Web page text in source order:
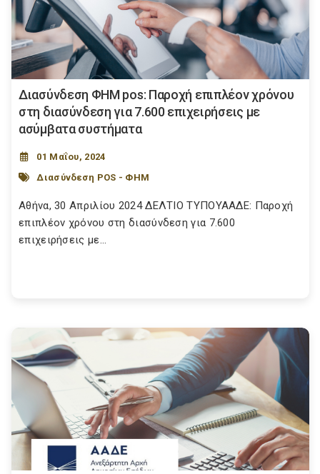
Διασύνδεση ΦΗΜ pos: Παροχή επιπλέον χρόνου
στη διασύνδεση για 7.600 επιχειρήσεις με
ασύμβατα συστήματα
01 Μαΐου, 2024
Διασύνδεση POS - ΦΗΜ
Αθήνα, 30 Απριλίου 2024 ΔΕΛΤΙΟ ΤΥΠΟΥΑΑΔΕ: Παροχή
επιπλέον χρόνου στη διασύνδεση για 7.600
επιχειρήσεις με...